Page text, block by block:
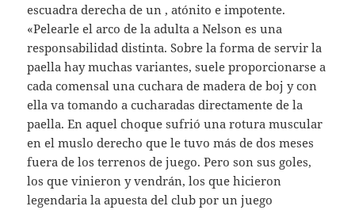
escuadra derecha de un , atónito e impotente.
«Pelearle el arco de la adulta a Nelson es una
responsabilidad distinta. Sobre la forma de servir la
paella hay muchas variantes, suele proporcionarse a
cada comensal una cuchara de madera de boj y con
ella va tomando a cucharadas directamente de la
paella. En aquel choque sufrió una rotura muscular
en el muslo derecho que le tuvo más de dos meses
fuera de los terrenos de juego. Pero son sus goles,
los que vinieron y vendrán, los que hicieron
legendaria la apuesta del club por un juego